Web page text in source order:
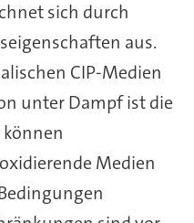
sich durch
aus.
CIP-Medien
unter Dampf ist die
Medien